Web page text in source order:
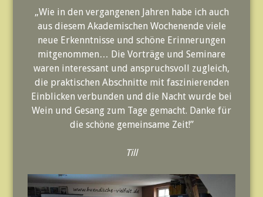
„Wie in den vergangenen Jahren habe ich auch
aus diesem Akademischen Wochenende viele
neue Erkenntnisse und schöne Erinnerungen
mitgenommen… Die Vorträge und Seminare
waren interessant und anspruchsvoll zugleich,
die praktischen Abschnitte mit faszinierenden
Einblicken verbunden und die Nacht wurde bei
Wein und Gesang zum Tage gemacht. Danke für
die schöne gemeinsame Zeit!”
Till